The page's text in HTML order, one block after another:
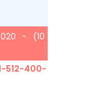
020 - (10
512-400-